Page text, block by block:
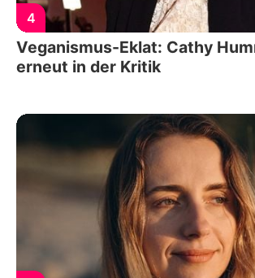
4
Veganismus-Eklat: Cathy
erneut in der Kritik